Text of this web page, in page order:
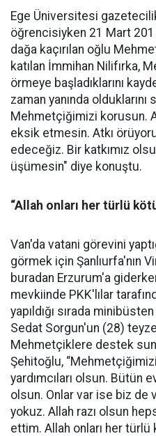
Ege Üniversitesi
öğrencisiyken 21 Mart
dağa kaçırılan oğlu
katılan İmmihan Nilifırka,
örmeye başladıklarını
zaman yanında olduklarını
Mehmetçiğimizi korusun.
eksik etmesin. Atkı
edeceğiz. Bir katkımız
üşümesin" diye konuştu.
“Allah onları her türlü
Van'da vatani görevini
görmek için Şanlıurfa'nın
buradan Erzurum'a
mevkiinde PKK'lılar
yapıldığı sırada
Sedat Sorgun'un (28)
Mehmetçiklere destek
Şehitoğlu,
yardımcıları olsun. Bütün
olsun. Onlar var ise biz de
yokuz. Allah razı olsun
ettim. Allah onları her